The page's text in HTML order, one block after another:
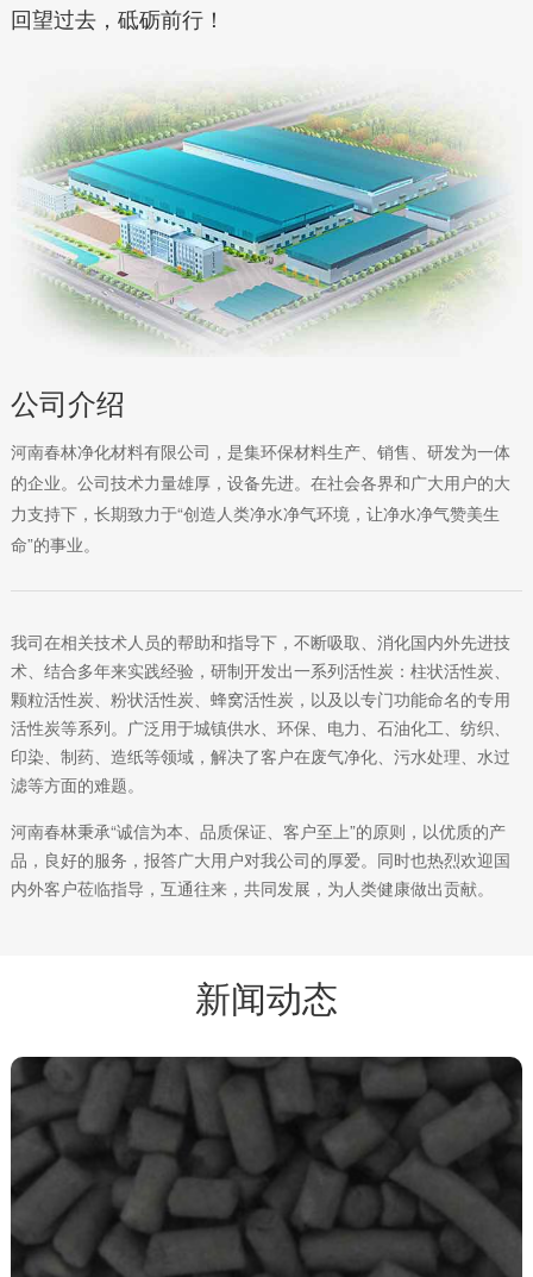
回望过去，砥砺前行！
公司介绍
河南春林净化材料有限公司，是集环保材料生产、销售、研发为一体
的企业。公司技术力量雄厚，设备先进。在社会各界和广大用户的大
力支持下，长期致力于“创造人类净水净气环境，让净水净气赞美生
命”的事业。
我司在相关技术人员的帮助和指导下，不断吸取、消化国内外先进技
术、结合多年来实践经验，研制开发出一系列活性炭：柱状活性炭、
颗粒活性炭、粉状活性炭、蜂窝活性炭，以及以专门功能命名的专用
活性炭等系列。广泛用于城镇供水、环保、电力、石油化工、纺织、
印染、制药、造纸等领域，解决了客户在废气净化、污水处理、水过
滤等方面的难题。
河南春林秉承“诚信为本、品质保证、客户至上”的原则，以优质的产
品，良好的服务，报答广大用户对我公司的厚爱。同时也热烈欢迎国
内外客户莅临指导，互通往来，共同发展，为人类健康做出贡献。
新闻动态